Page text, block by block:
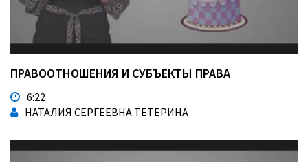
ПРАВООТНОШЕНИЯ И СУБЪЕКТЫ ПРАВА
6:22
НАТАЛИЯ СЕРГЕЕВНА ТЕТЕРИНА